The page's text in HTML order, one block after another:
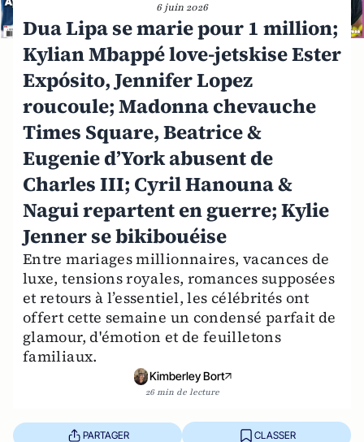
6 juin 2026
Dua Lipa se marie pour 1 million;
Kylian Mbappé love-jetskise Ester
Expósito, Jennifer Lopez
roucoule; Madonna chevauche
Times Square, Beatrice &
Eugenie d’York abusent de
Charles III; Cyril Hanouna &
Nagui repartent en guerre; Kylie
Jenner se bikibouéise
Entre mariages millionnaires, vacances de
luxe, tensions royales, romances supposées
et retours à l’essentiel, les célébrités ont
offert cette semaine un condensé parfait de
glamour, d'émotion et de feuilletons
familiaux.
Kimberley Bort
26 min de lecture
PARTAGER CLASSER